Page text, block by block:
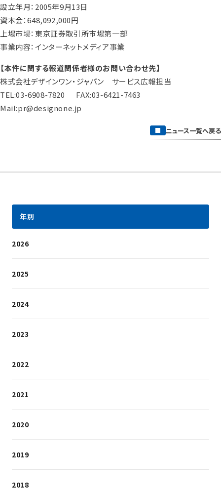
設立年月：2005年9月13日
資本金：648,092,000円
上場市場：東京証券取引所市場第一部
事業内容：インターネットメディア事業
【本件に関する報道関係者様のお問い合わせ先】
株式会社デザインワン・ジャパン サービス広報担当
TEL:03-6908-7820 FAX:03-6421-7463
Mail:pr@designone.jp
ニュース一覧へ戻る
年別
2026
2025
2024
2023
2022
2021
2020
2019
2018